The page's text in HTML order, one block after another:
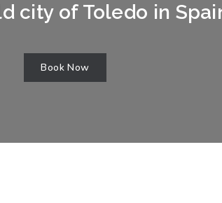
city of Toledo in
Book Now